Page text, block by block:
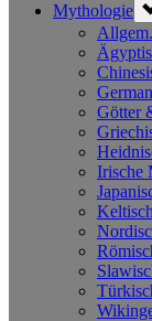
Mythologie
Götter
Irische